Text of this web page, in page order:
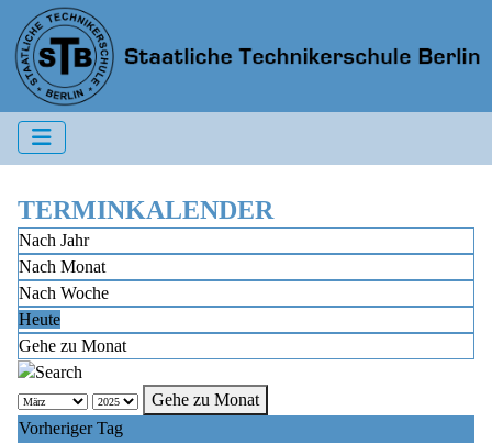
TERMINKALENDER
Nach Jahr
Nach Monat
Nach Woche
Heute
Gehe zu Monat
Gehe zu Monat
Vorheriger Tag